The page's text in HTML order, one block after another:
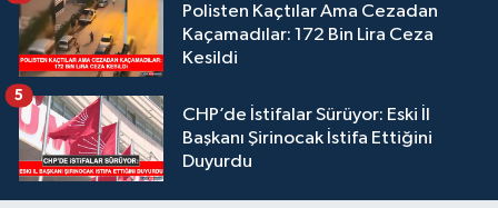
Polisten Kaçtılar Ama Cezadan
Kaçamadılar: 172 Bin Lira Ceza
Kesildi
CHP’de İstifalar Sürüyor: Eski İl
Başkanı Şirinocak İstifa Ettiğini
Duyurdu
5